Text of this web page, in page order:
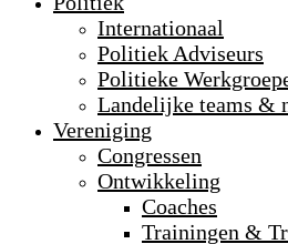
Internationaal
Politiek Adviseurs
Politieke
Landelijke teams &
Vereniging
Congressen
Ontwikkeling
Coaches
Trainingen &